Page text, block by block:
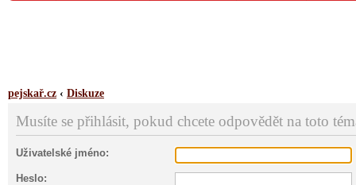
pejskař.cz ‹ Diskuze
Musíte se přihlásit, pokud chcete odpovědět na toto
Uživatelské jméno:
Heslo: